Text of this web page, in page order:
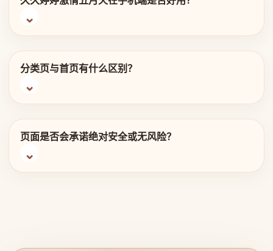
分类页与首页有什么区别？
页面是否会承诺绝对安全或无风险？